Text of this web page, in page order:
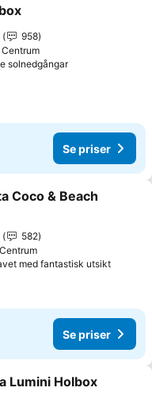
i Mina Favoriter
958
solnedgångarSe priser
Se priser
i Mina Favoriter
Coco & Beach
582
med fantastisk utsiktSe
Se priser
i Mina Favoriter
Lumini Holbox